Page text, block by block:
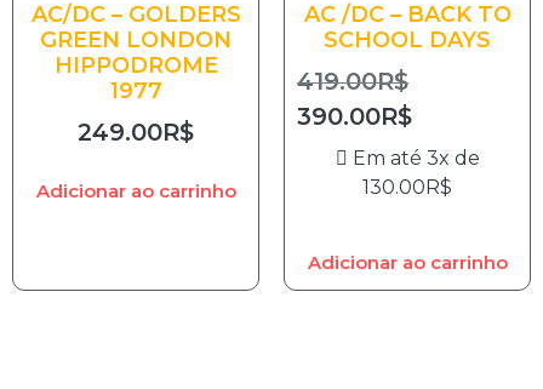
AC/DC – GOLDERS
GREEN LONDON
HIPPODROME
1977
249.00R$
Adicionar ao carrinho
AC /DC – BACK TO
SCHOOL DAYS
419.00R$
390.00R$
Em até 3x de
130.00R$
Adicionar ao carrinho